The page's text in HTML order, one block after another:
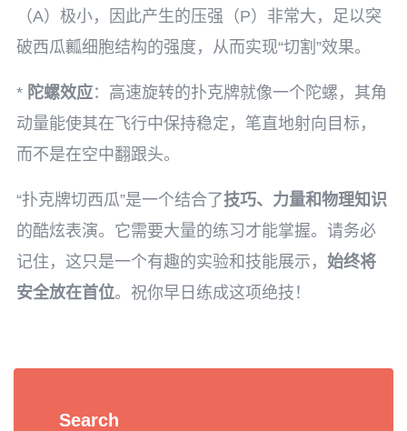
（A）极小，因此产生的压强（P）非常大，足以突
破西瓜瓤细胞结构的强度，从而实现“切割”效果。
* 陀螺效应：高速旋转的扑克牌就像一个陀螺，其角
动量能使其在飞行中保持稳定，笔直地射向目标，
而不是在空中翻跟头。
“扑克牌切西瓜”是一个结合了技巧、力量和物理知识
的酷炫表演。它需要大量的练习才能掌握。请务必
记住，这只是一个有趣的实验和技能展示， 始终将
安全放在首位。祝你早日练成这项绝技！
Search